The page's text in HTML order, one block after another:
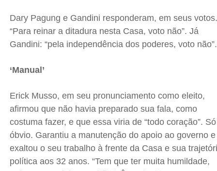
Dary Pagung e Gandini responderam, em seus votos.
“Para reinar a ditadura nesta Casa, voto não”. Já
Gandini: “pela independência dos poderes, voto não”.
‘Manual’
Erick Musso, em seu pronunciamento como eleito,
afirmou que não havia preparado sua fala, como
costuma fazer, e que essa viria de “todo coração”.
óbvio. Garantiu a manutenção do apoio ao governo e
exaltou o seu trabalho à frente da Casa e sua
política aos 32 anos. “Tem que ter muita humildade,